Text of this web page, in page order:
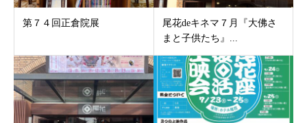
第７４回正倉院展
尾花deキネマ７月『大佛さ
まと子供たち』...